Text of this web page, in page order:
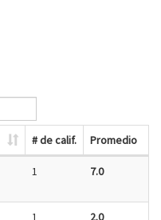
# de calif. Promedio
1 7.0
1 2.0